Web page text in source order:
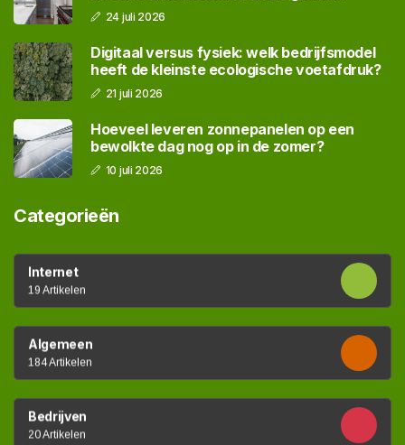
24 juli 2026
Digitaal versus fysiek: welk bedrijfsmodel
heeft de kleinste ecologische voetafdruk?
21 juli 2026
Hoeveel leveren zonnepanelen op een
bewolkte dag nog op in de zomer?
10 juli 2026
Categorieën
Internet
19 Artikelen
Algemeen
184 Artikelen
Bedrijven
20 Artikelen